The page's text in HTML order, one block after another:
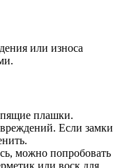
или износа
плашки.
Если замки
можно попробовать
или воск для